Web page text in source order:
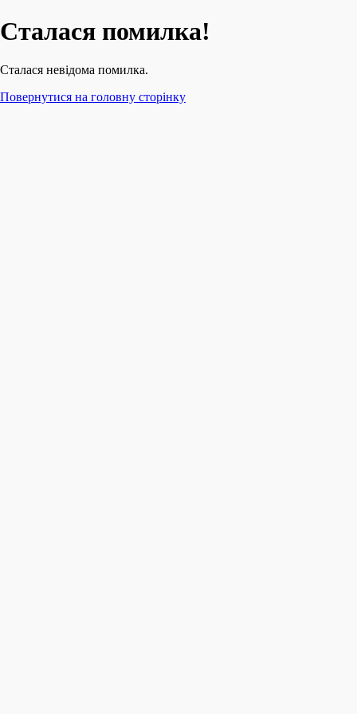
Сталася помилка!
Сталася невідома помилка.
Повернутися на головну сторінку